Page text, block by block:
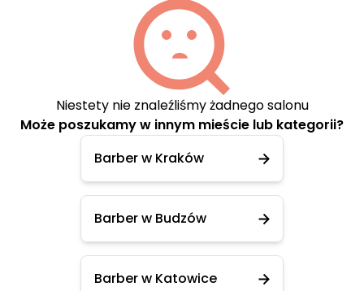
Niestety nie znaleźliśmy żadnego salonu
Może poszukamy w innym mieście lub kategorii?
Barber w Kraków
Barber w Budzów
Barber w Katowice